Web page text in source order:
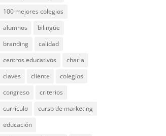
100 mejores colegios
alumnos
bilingüe
branding
calidad
centros educativos
charla
claves
cliente
colegios
congreso
criterios
currículo
curso de marketing
educación